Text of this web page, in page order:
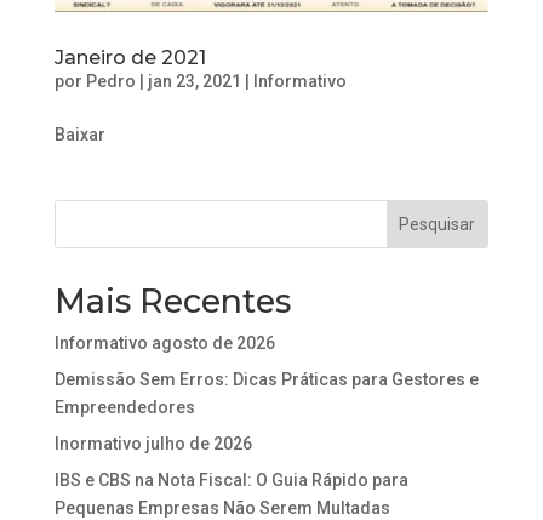
Janeiro de 2021
por Pedro jan 23, 2021 Informativo
Baixar
Mais Recentes
Informativo agosto de 2026
Demissão Sem Erros: Dicas Práticas para Gestores e
Empreendedores
Inormativo julho de 2026
IBS e CBS na Nota Fiscal: O Guia Rápido para
Pequenas Empresas Não Serem Multadas